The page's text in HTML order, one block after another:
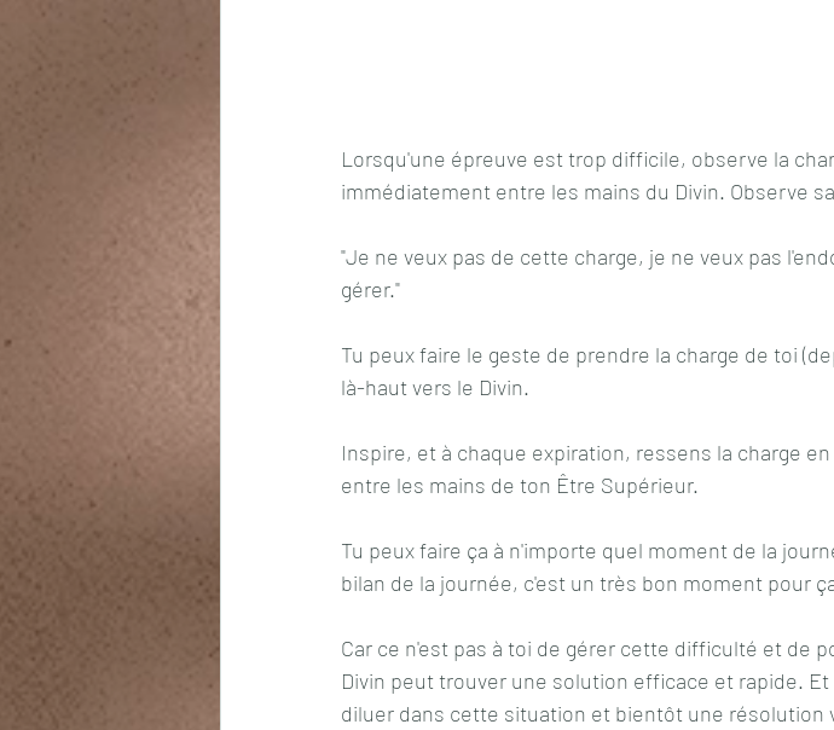
Lorsqu'une épreuve est trop difficile, observe la
immédiatement entre les mains du Divin. Observe
"Je ne veux pas de cette charge, je ne veux pas
gérer."
Tu peux faire le geste de prendre la charge de toi
là-haut vers le Divin.
Inspire, et à chaque expiration, ressens la charge
entre les mains de ton Être Supérieur.
Tu peux faire ça à n'importe quel moment de la
bilan de la journée, c'est un très bon moment pour
Car ce n'est pas à toi de gérer cette difficulté et de
Divin peut trouver une solution efficace et rapide.
diluer dans cette situation et bientôt une résolution